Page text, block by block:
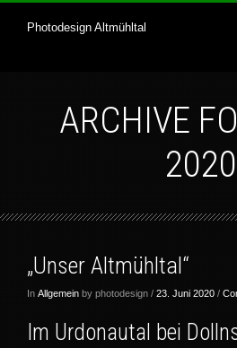
Photodesign Altmühltal
ARCHIVE
2020
„Unser Altmühltal“
In Allgemein by photodesign / 23. Juni 2020 /
Im Urdonautal bei